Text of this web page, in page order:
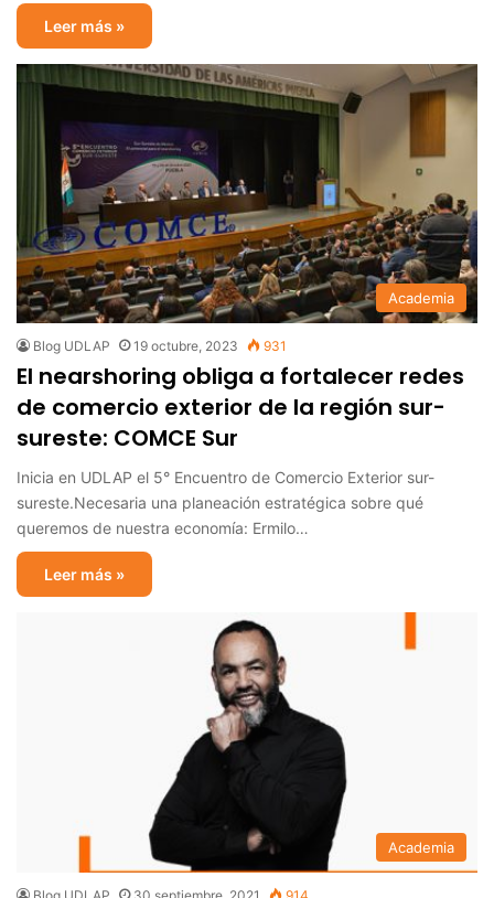
Leer más »
Academia
Blog UDLAP 19 octubre, 2023 931
El nearshoring obliga a fortalecer redes
de comercio exterior de la región sur-
sureste: COMCE Sur
Inicia en UDLAP el 5° Encuentro de Comercio Exterior sur-
sureste.Necesaria una planeación estratégica sobre qué
queremos de nuestra economía: Ermilo…
Leer más »
Academia